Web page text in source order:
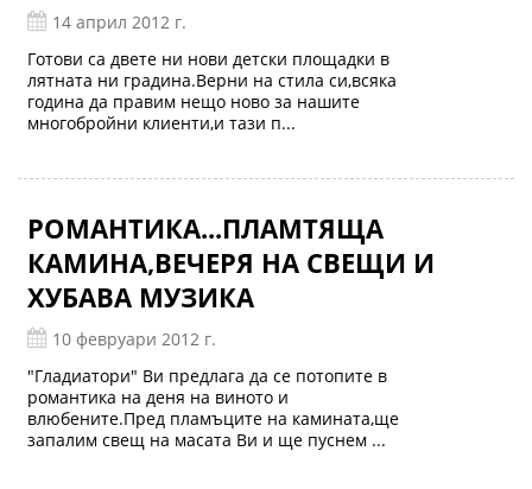
14 април 2012 г.
Готови са двете ни нови детски площадки в
лятната ни градина.Верни на стила си,всяка
година да правим нещо ново за нашите
многобройни клиенти,и тази п...
РОМАНТИКА...ПЛАМТЯЩА
КАМИНА,ВЕЧЕРЯ НА СВЕЩИ И
ХУБАВА МУЗИКА
10 февруари 2012 г.
"Гладиатори" Ви предлага да се потопите в
романтика на деня на виното и
влюбените.Пред пламъците на камината,ще
запалим свещ на масата Ви и ще пуснем ...